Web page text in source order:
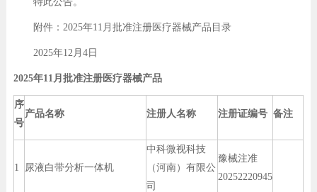
附件：2025年11月批准注册医疗器械产品目录
2025年12月4日
2025年11月批准注册医疗器械产品
序
号
产品名称 注册人名称 注册证编号 备注
1 尿液白带分析一体机
中科微视科技
（河南）有限公
司
豫械注准
20252220945